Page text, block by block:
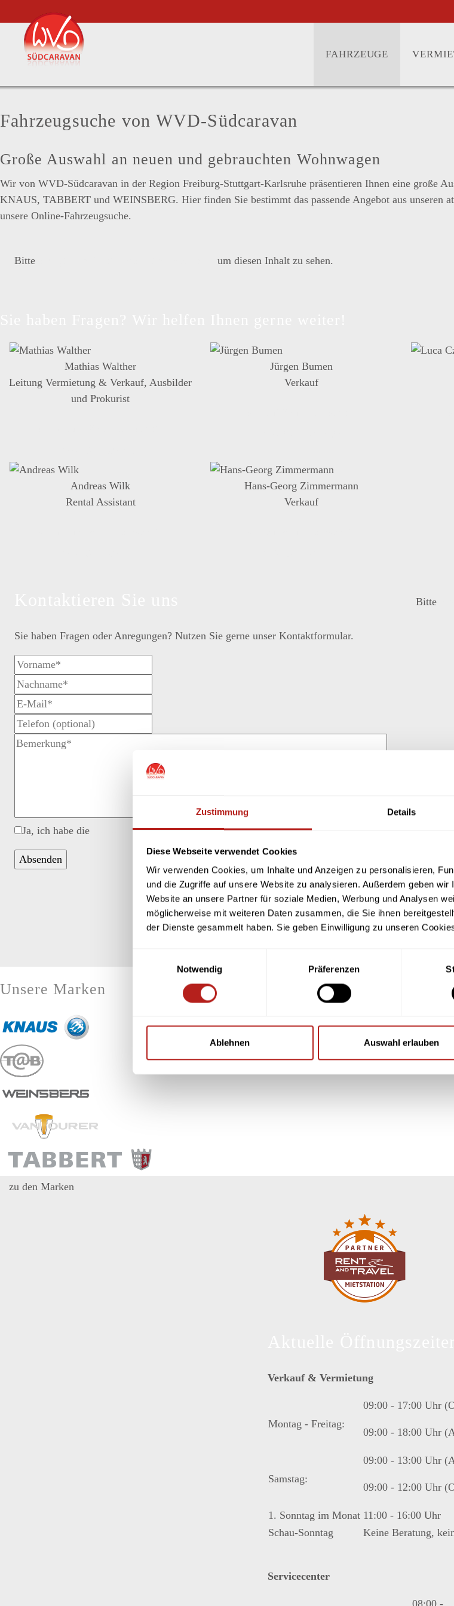
Zustimmung Details
Diese Webseite verwendet Cookies
Wir verwenden Cookies, um Inhalte und Anzeigen zu personalisieren,
und die Zugriffe auf unsere Website zu analysieren. Außerdem geben
Website an unsere Partner für soziale Medien, Werbung und Analysen
möglicherweise mit weiteren Daten zusammen, die Sie ihnen
der Dienste gesammelt haben. Sie geben Einwilligung zu unseren
Notwendig
Präferenzen
Ablehnen Auswahl erlauben
FAHRZEUGE
Fahrzeugsuche von WVD-Südcaravan
Große Auswahl an neuen und gebrauchten Wohnwagen
Wir von WVD-Südcaravan in der Region Freiburg-Stuttgart-Karlsruhe präsentieren Ihnen eine große
KNAUS, TABBERT und WEINSBERG. Hier finden Sie bestimmt das passende Angebot aus unseren
unsere Online-Fahrzeugsuche.
Bitte um diesen Inhalt zu sehen.
Mathias Walther
Leitung Vermietung & Verkauf, Ausbilder
und Prokurist
Jürgen Bumen
Verkauf
Andreas Wilk
Rental Assistant
Hans-Georg Zimmermann
Verkauf
Sie haben Fragen oder Anregungen? Nutzen Sie gerne unser Kontaktformular.
Ja, ich habe die Nutzungsbedingungengelesen*
Bitte
Unsere Marken
zu den Marken
Verkauf & Vermietung
Montag - Freitag:
09:00 - 17:00 Uhr
09:00 - 18:00 Uhr
Samstag:
09:00 - 13:00 Uhr
09:00 - 12:00 Uhr
1. Sonntag im Monat 11:00 - 16:00 Uhr
Schau-Sonntag
Keine Beratung,
Servicecenter
08:00 -